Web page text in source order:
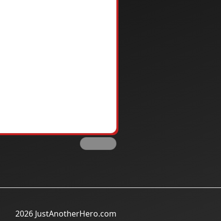
2026 JustAnotherHero.com